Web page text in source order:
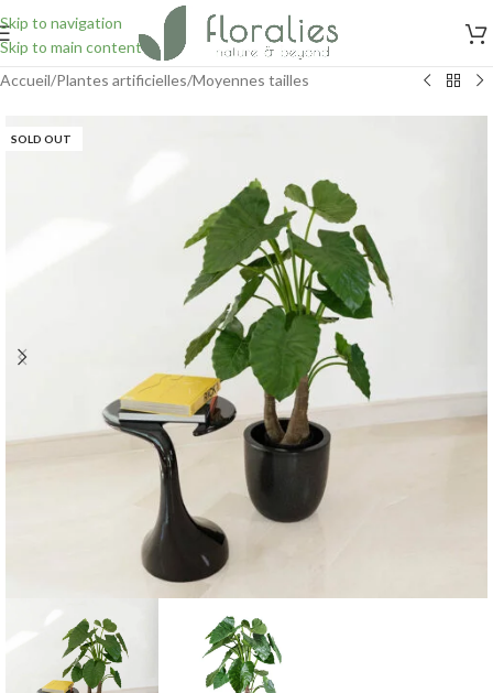
Skip to navigation
Skip to main content
Accueil/Plantes artificielles/Moyennes tailles
SOLD OUT